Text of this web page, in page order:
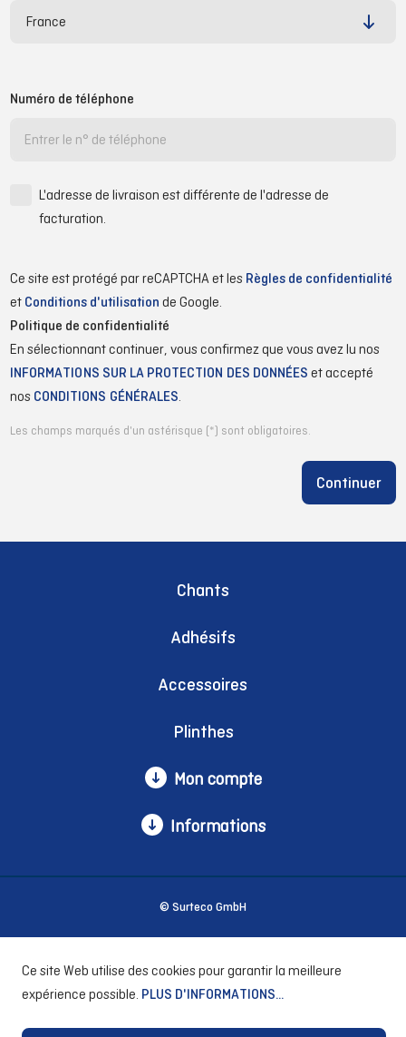
Numéro de téléphone
L'adresse de livraison est différente de l'adresse de
facturation.
Ce site est protégé par reCAPTCHA et les Règles de confidentialité
et Conditions d'utilisation de Google.
Politique de confidentialité
En sélectionnant continuer, vous confirmez que vous avez lu nos
INFORMATIONS SUR LA PROTECTION DES DONNÉES et accepté
nos CONDITIONS GÉNÉRALES
Les champs marqués d'un astérisque (*) sont obligatoires.
Continuer
Chants
Adhésifs
Accessoires
Plinthes
Mon compte
Informations
© Surteco GmbH
Ce site Web utilise des cookies pour garantir la meilleure
expérience possible. PLUS D'INFORMATIONS...